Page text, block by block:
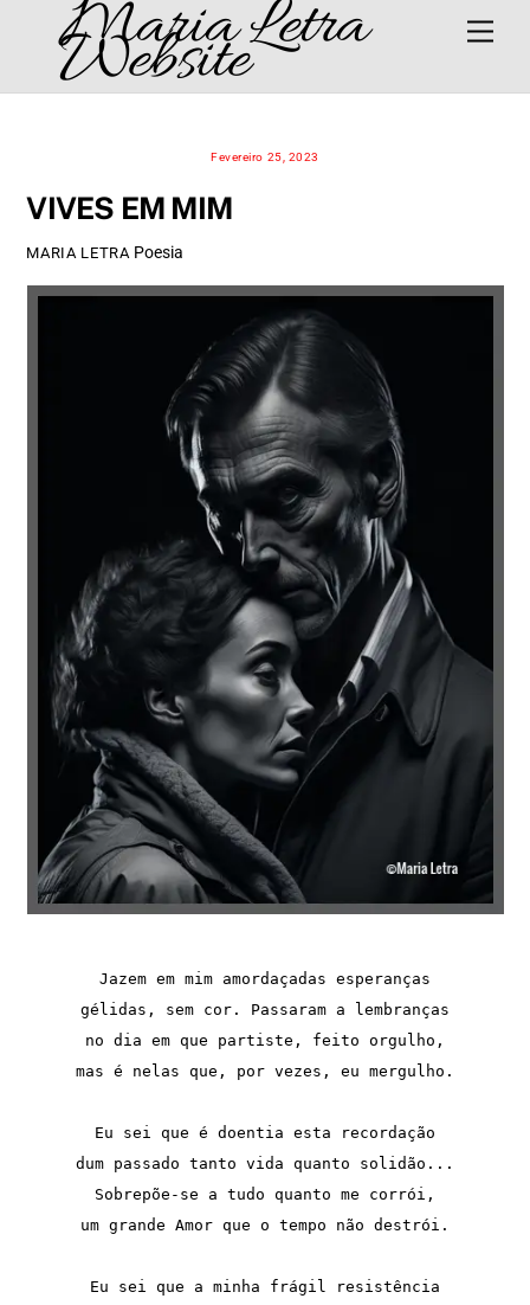
content
Maria Letra
Website
Fevereiro 25, 2023
VIVES EM MIM
MARIA LETRA Poesia
Jazem em mim amordaçadas esperanças
gélidas, sem cor. Passaram a lembranças
no dia em que partiste, feito orgulho,
mas é nelas que, por vezes, eu mergulho.
Eu sei que é doentia esta recordação
dum passado tanto vida quanto solidão...
Sobrepõe-se a tudo quanto me corrói,
um grande Amor que o tempo não destrói.
Eu sei que a minha frágil resistência